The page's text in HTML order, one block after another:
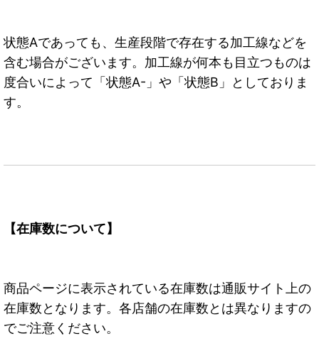
状態Aであっても、生産段階で存在する加工線などを
含む場合がございます。加工線が何本も目立つものは
度合いによって「状態A-」や「状態B」としておりま
す。
【在庫数について】
商品ページに表示されている在庫数は通販サイト上の
在庫数となります。各店舗の在庫数とは異なりますの
でご注意ください。